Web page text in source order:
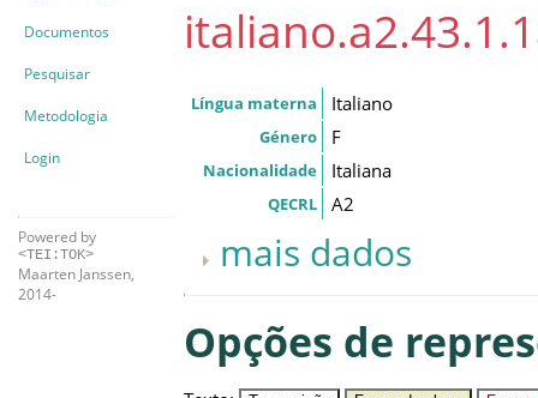
Documentos
Pesquisar
Metodologia
Login
Powered by
<TEI:TOK>
Maarten Janssen,
2014-
Língua materna Italiano
Género F
Nacionalidade Italiana
QECRL A2
mais dados
Opções de